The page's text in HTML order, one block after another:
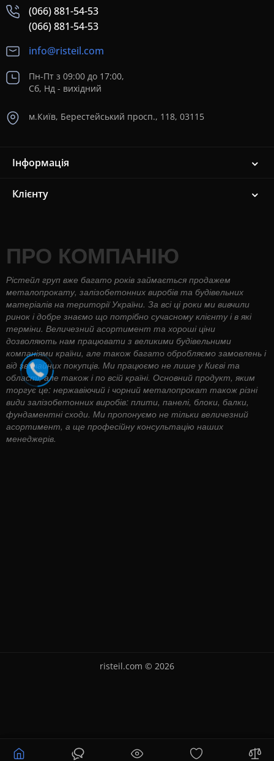
Уточнюйте ціну Купити
(066) 881-54-53
(066) 881-54-53
info@risteil.com
Пн-Пт з 09:00 до 17:00,
Сб, Нд - вихідний
м.Київ, Берестейський просп., 118, 03115
Інформація
Клієнту
ПРО КОМПАНІЮ
Рістейл груп вже багато років займається продажем
металопрокату, залізобетонних виробів та будівельних
матеріалів на території України. За всі ці роки ми вивчили
ринок і добре знаємо що потрібно сучасному клієнту і в які
терміни. Величезний асортимент та хороші ціни
дозволяють нам працювати з великими будівельними
компаніями країни, але також багато обробляємо замовлень і
від звичайних покупців. Ми працюємо не лише у Києві та
області, але також і по всій країні. Основний продукт, яким
торгує це: нержавіючий і чорний металопрокат також різні
види залізобетонних виробів: плити, панелі, блоки, балки,
фундаментні сходи. Ми пропонуємо не тільки величезний
асортимент, а ще професійну консультацію наших
менеджерів.
risteil.com © 2026